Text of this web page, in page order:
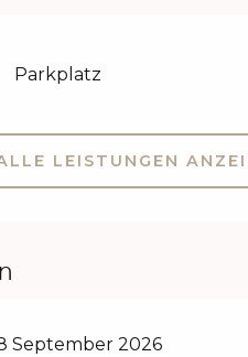
Parkplatz
LEISTUNGEN
September 2026